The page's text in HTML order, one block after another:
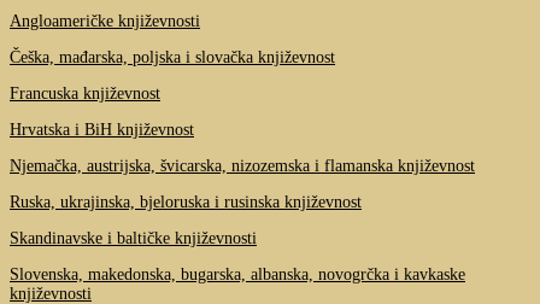
Angloameričke književnosti
Češka, mađarska, poljska i slovačka književnost
Francuska književnost
Hrvatska i BiH književnost
Njemačka, austrijska, švicarska, nizozemska i flamanska književnost
Ruska, ukrajinska, bjeloruska i rusinska književnost
Skandinavske i baltičke književnosti
Slovenska, makedonska, bugarska, albanska, novogrčka i kavkaske
književnosti